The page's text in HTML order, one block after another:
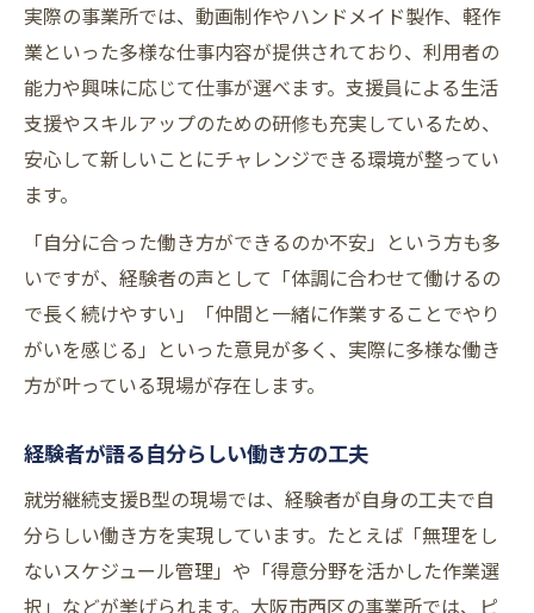
実際の事業所では、動画制作やハンドメイド製作、軽作
業といった多様な仕事内容が提供されており、利用者の
能力や興味に応じて仕事が選べます。支援員による生活
支援やスキルアップのための研修も充実しているため、
安心して新しいことにチャレンジできる環境が整ってい
ます。
「自分に合った働き方ができるのか不安」という方も多
いですが、経験者の声として「体調に合わせて働けるの
で長く続けやすい」「仲間と一緒に作業することでやり
がいを感じる」といった意見が多く、実際に多様な働き
方が叶っている現場が存在します。
経験者が語る自分らしい働き方の工夫
就労継続支援B型の現場では、経験者が自身の工夫で自
分らしい働き方を実現しています。たとえば「無理をし
ないスケジュール管理」や「得意分野を活かした作業選
択」などが挙げられます。大阪市西区の事業所では、ピ